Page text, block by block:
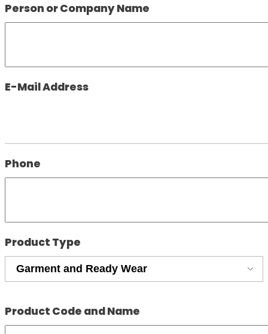
Person or Company Name
E-Mail Address
Phone
Product Type
Product Code and Name